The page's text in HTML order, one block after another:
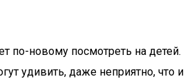
по-новому посмотреть на детей.
удивить, даже неприятно, что и